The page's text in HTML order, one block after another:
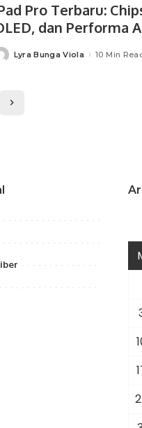
Pro Terbaru:
dan Performa
Lyra Bunga Viola 10 Min